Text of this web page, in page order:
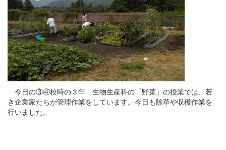
今日の③④校時の３年 生物生産科の「野菜」の授業では、若
き企業家たちが管理作業をしています。今日も除草や収穫作業を
行いました。